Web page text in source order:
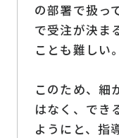
の部署で扱っ
で受注が決ま
ことも難しい。
このため、細
はなく、でき
ようにと、指